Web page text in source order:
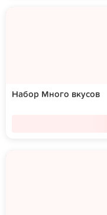
Набор Много вкусов